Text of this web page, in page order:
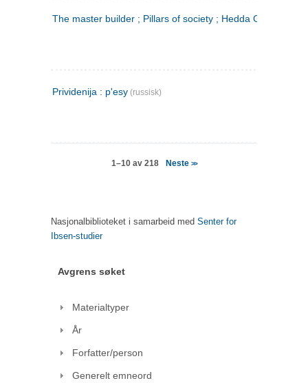
The master builder ; Pillars of society ; Hedda Gabler
Prividenija : p'esy (russisk)
1–10 av 218 Neste >>
Nasjonalbiblioteket i samarbeid med Senter for
Ibsen-studier
Avgrens søket
Materialtyper
År
Forfatter/person
Generelt emneord